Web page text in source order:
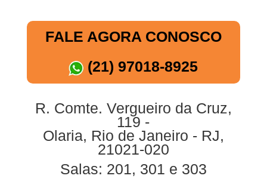
FALE AGORA CONOSCO
(21) 97018-8925
R. Comte. Vergueiro da Cruz,
119 -
Olaria, Rio de Janeiro - RJ,
21021-020
Salas: 201, 301 e 303